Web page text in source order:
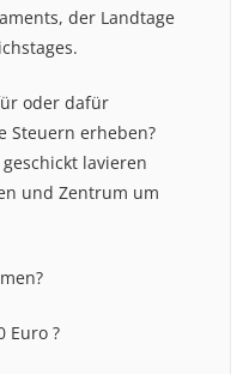
der Landtage
oder dafür
Steuern erheben?
lavieren
und Zentrum um
Euro ?